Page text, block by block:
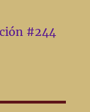
#244